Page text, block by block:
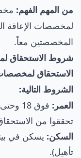
من المهم الفهم:
لمخصصات الإعاقة
المخصصتين معاً.
شروط الاستحقاق
الاستحقاق
الشروط التالية:
العمر:
فوق
تحققوا من
السكن: يسكن في
تأهيل).